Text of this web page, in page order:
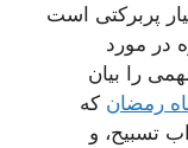
پربرکتی است
در مورد
را بیان
رمضان که
تسبیح، و